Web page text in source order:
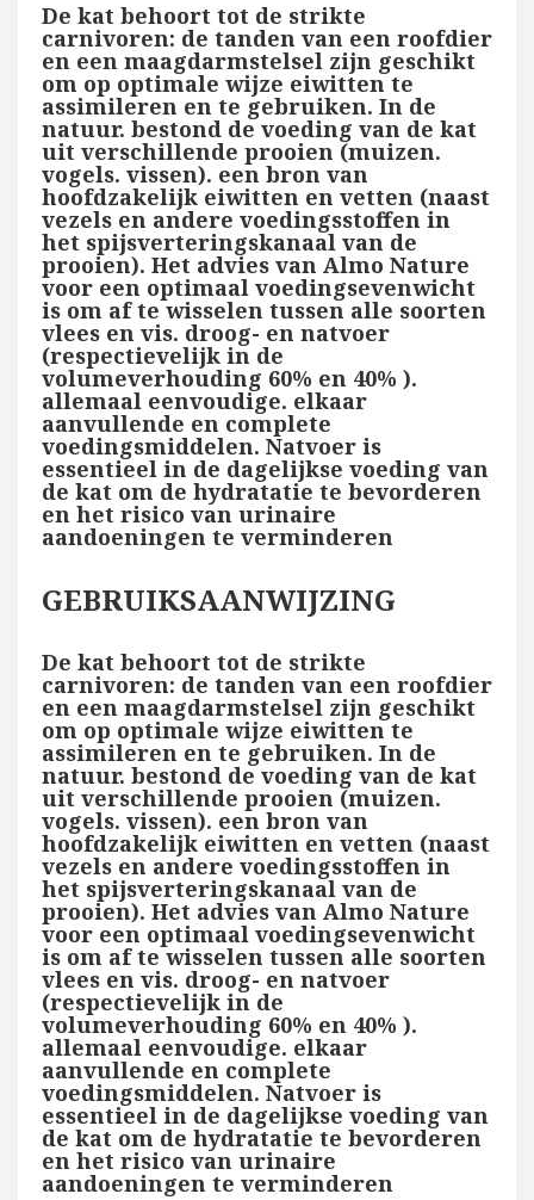
De kat behoort tot de strikte
carnivoren: de tanden van een roofdier
en een maagdarmstelsel zijn geschikt
om op optimale wijze eiwitten te
assimileren en te gebruiken. In de
natuur. bestond de voeding van de kat
uit verschillende prooien (muizen.
vogels. vissen). een bron van
hoofdzakelijk eiwitten en vetten (naast
vezels en andere voedingsstoffen in
het spijsverteringskanaal van de
prooien). Het advies van Almo Nature
voor een optimaal voedingsevenwicht
is om af te wisselen tussen alle soorten
vlees en vis. droog- en natvoer
(respectievelijk in de
volumeverhouding 60% en 40% ).
allemaal eenvoudige. elkaar
aanvullende en complete
voedingsmiddelen. Natvoer is
essentieel in de dagelijkse voeding van
de kat om de hydratatie te bevorderen
en het risico van urinaire
aandoeningen te verminderen
GEBRUIKSAANWIJZING
De kat behoort tot de strikte
carnivoren: de tanden van een roofdier
en een maagdarmstelsel zijn geschikt
om op optimale wijze eiwitten te
assimileren en te gebruiken. In de
natuur. bestond de voeding van de kat
uit verschillende prooien (muizen.
vogels. vissen). een bron van
hoofdzakelijk eiwitten en vetten (naast
vezels en andere voedingsstoffen in
het spijsverteringskanaal van de
prooien). Het advies van Almo Nature
voor een optimaal voedingsevenwicht
is om af te wisselen tussen alle soorten
vlees en vis. droog- en natvoer
(respectievelijk in de
volumeverhouding 60% en 40% ).
allemaal eenvoudige. elkaar
aanvullende en complete
voedingsmiddelen. Natvoer is
essentieel in de dagelijkse voeding van
de kat om de hydratatie te bevorderen
en het risico van urinaire
aandoeningen te verminderen